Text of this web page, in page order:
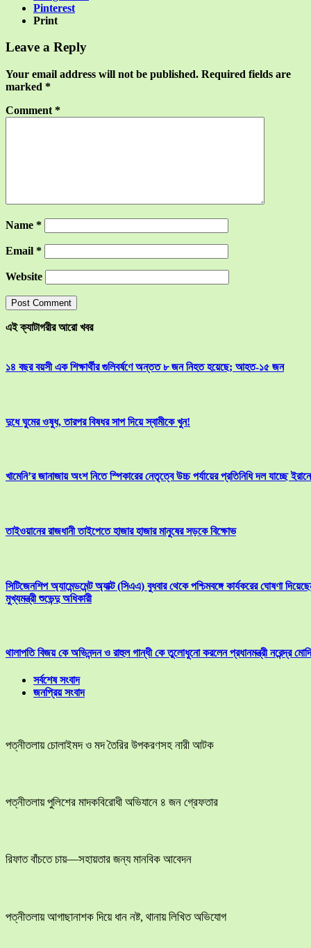
Pinterest
Print
Leave a Reply
Your email address will not be published. Required fields are
marked *
Comment *
Name *
Email *
Website
এই ক্যাটাগরীর আরো খবর
১৪ বছর বয়সী এক শিক্ষার্থীর গুলিবর্ষণে অন্তত ৮ জন নিহত হয়েছে; আহত-১৫ জন
দুধে ঘুমের ওষুধ, তারপর বিষধর সাপ দিয়ে স্বামীকে খুন!
খামেনি’র জানাজায় অংশ নিতে স্পিকারের নেতৃত্বে উচ্চ পর্যায়ের প্রতিনিধি দল যাচ্ছে ইরানে
তাইওয়ানের রাজধানী তাইপেতে হাজার হাজার মানুষের সড়কে বিক্ষোভ
সিটিজেনশিপ অ্যামেন্ডমেন্ট অ্যাক্ট (সিএএ) বুধবার থেকে পশ্চিমবঙ্গে কার্যকরের ঘোষণা
মুখ্যমন্ত্রী শুভেন্দু অধিকারী
থালাপতি বিজয় কে অভিনন্দন ও রাহুল গান্ধী কে তুলোধুনো করলেন প্রধানমন্ত্রী নরেন্দ্র মোদি
সর্বশেষ সংবাদ
জনপ্রিয় সংবাদ
পত্নীতলায় চোলাইমদ ও মদ তৈরির উপকরণসহ নারী আটক
পত্নীতলায় পুলিশের মাদকবিরোধী অভিযানে ৪ জন গ্রেফতার
রিফাত বাঁচতে চায়—সহায়তার জন্য মানবিক আবেদন
পত্নীতলায় আগাছানাশক দিয়ে ধান নষ্ট, থানায় লিখিত অভিযোগ